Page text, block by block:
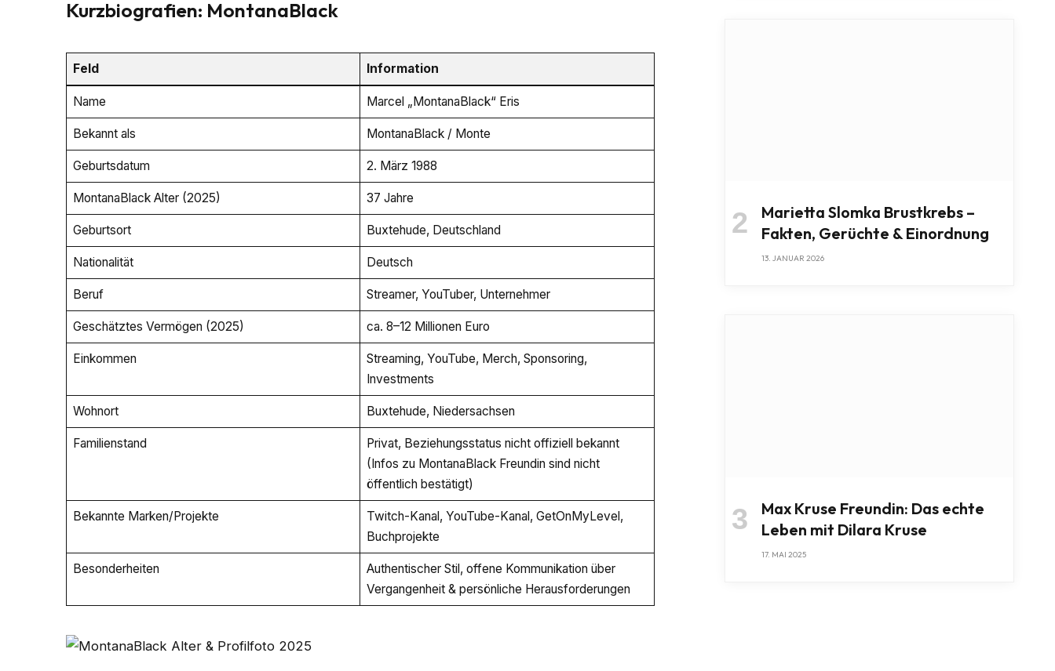
Kurzbiografien: MontanaBlack
Feld Information
Name Marcel „MontanaBlack“ Eris
Bekannt als MontanaBlack / Monte
Geburtsdatum 2. März 1988
MontanaBlack Alter (2025) 37 Jahre
Geburtsort Buxtehude, Deutschland
Nationalität Deutsch
Beruf Streamer, YouTuber, Unternehmer
Geschätztes Vermögen (2025) ca. 8–12 Millionen Euro
Einkommen
Streaming, YouTube, Merch, Sponsoring,
Investments
Wohnort Buxtehude, Niedersachsen
Familienstand
Privat, Beziehungsstatus nicht offiziell bekannt
(Infos zu MontanaBlack Freundin sind nicht
öffentlich bestätigt)
Bekannte Marken/Projekte
Twitch-Kanal, YouTube-Kanal, GetOnMyLevel,
Buchprojekte
Besonderheiten
Authentischer Stil, offene Kommunikation über
Vergangenheit & persönliche Herausforderungen
Marietta Slomka Brustkrebs –
Fakten, Gerüchte & Einordnung
13. JANUAR 2026
Max Kruse Freundin: Das echte
Leben mit Dilara Kruse
17. MAI 2025